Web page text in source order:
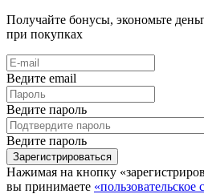
Получайте бонусы, экономьте
при покупках
Ведите email
Ведите пароль
Ведите пароль
Зарегистрироваться
Нажимая на кнопку
вы принимаете «пользовательское